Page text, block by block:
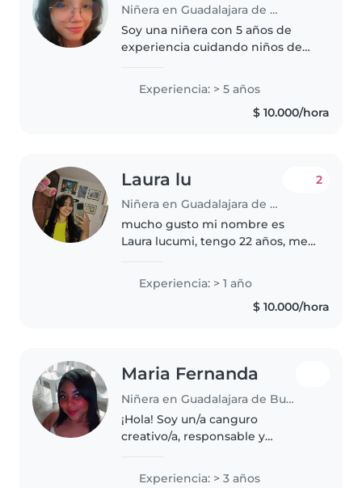
Niñera en Guadalajara de Buga
Soy una niñera con 5 años de
experiencia cuidando niños de
considero una persona
responsable, divertida y
Experiencia: > 5 años
$ 10.000/hora
Laura lu
Niñera en Guadalajara de Buga
2
mucho gusto mi nombre es
Laura lucumi, tengo 22 años, me
para educación a la primera
infancia, soy responsable,
respetuosa, muy atenta a los
Experiencia: > 1 año
$ 10.000/hora
Maria Fernanda
Niñera en Guadalajara de Buga
¡Hola! Soy un/a canguro
creativo/a, responsable y
de experiencia cuidando niños
Experiencia: > 3 años